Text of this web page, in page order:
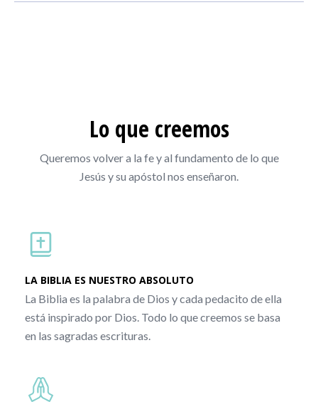
Lo que creemos
Queremos volver a la fe y al fundamento de lo que
Jesús y su apóstol nos enseñaron.
LA BIBLIA ES NUESTRO ABSOLUTO
La Biblia es la palabra de Dios y cada pedacito de ella
está inspirado por Dios. Todo lo que creemos se basa
en las sagradas escrituras.